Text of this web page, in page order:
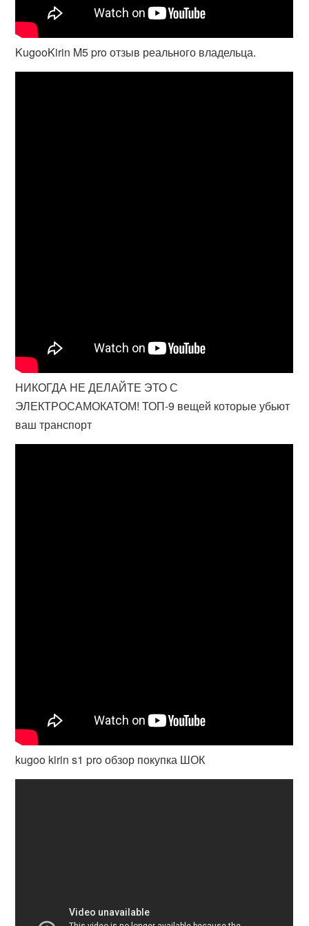
KugooKirin M5 pro отзыв реального владельца.
НИКОГДА НЕ ДЕЛАЙТЕ ЭТО С
ЭЛЕКТРОСАМОКАТОМ! ТОП-9 вещей которые убьют
ваш транспорт
kugoo kirin s1 pro обзор покупка ШОК